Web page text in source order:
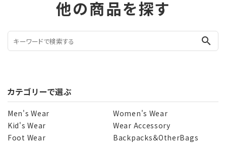
他の商品を探す
search
カテゴリーで選ぶ
Men's Wear
Women's Wear
Kid's Wear
Wear Accessory
Foot Wear
Backpacks＆OtherBags